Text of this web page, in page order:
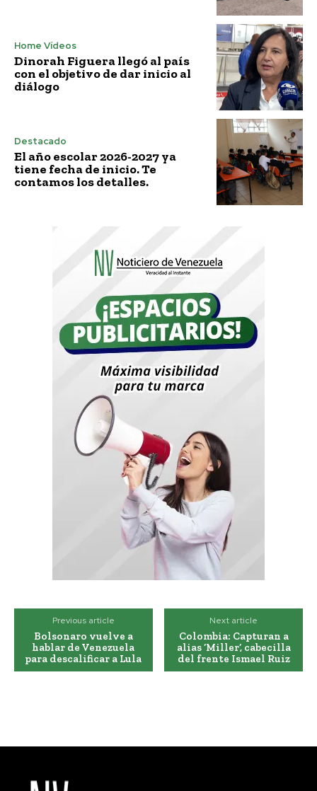
Home Vídeos
Dinorah Figuera llegó al país
con el objetivo de dar inicio al
diálogo
Destacado
El año escolar 2026-2027 ya
tiene fecha de inicio. Te
contamos los detalles.
Previous article
Bolsonaro vuelve a
hablar de Venezuela
para descalificar a Lula
Next article
Colombia: Capturan a
alias ‘Miller’, cabecilla
del frente Ismael Ruiz